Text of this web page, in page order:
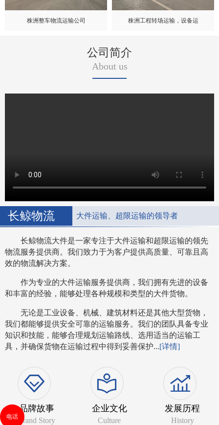
株洲整车物流运输公司 株洲工程转场运输，设备运
公司简介
About us
长鲸物流 大件运输、超限运输的领导者
长鲸物流大件是一家专注于大件运输和超限运输的领先
物流服务提供商。我们致力于为客户提供高质量、可靠且高
效的物流解决方案。
作为专业的大件运输服务提供商，我们拥有先进的设备
和丰富的经验，能够处理各种规模和类型的大件货物。
无论是工业设备、机械、建筑材料还是其他大型货物，
我们都能够提供安全可靠的运输服务。我们的团队具备专业
知识和技能，能够合理规划运输路线、选用适当的运输工
具，并确保货物在运输过程中得到妥善保护...[详情]
品牌故事
Brand Story
企业文化
Culture
发展历程
History
电话